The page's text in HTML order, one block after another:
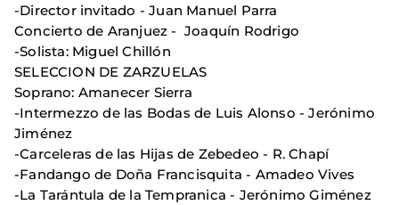
-Director invitado - Juan Manuel Parra
Concierto de Aranjuez - Joaquín Rodrigo
-Solista: Miguel Chillón
SELECCION DE ZARZUELAS
Soprano: Amanecer Sierra
-Intermezzo de las Bodas de Luis Alonso - Jerónimo
Jiménez
-Carceleras de las Hijas de Zebedeo - R. Chapí
-Fandango de Doña Francisquita - Amadeo Vives
-La Tarántula de la Tempranica - Jerónimo Giménez